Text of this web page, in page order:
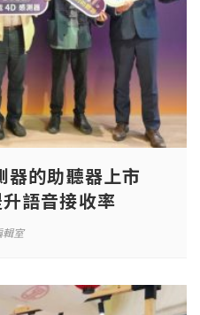
器的助聽器上市
語音接收率
輯室